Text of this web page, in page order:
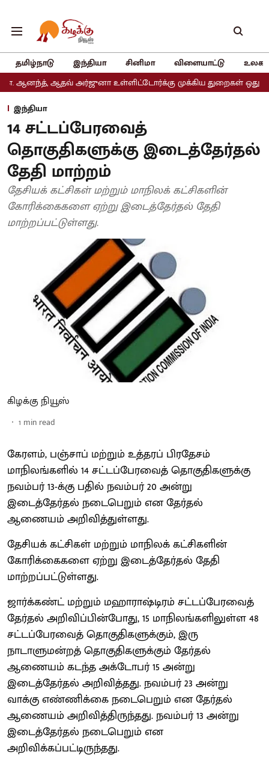
தமிழ்நாடு இந்தியா சினிமா விளையாட்டு
அர்ஜுனா உள்ளிட்டோர்க்கு முக்கிய துறைகள் ஒதுக்கீடு
இந்தியா
14 சட்டப்பேரவைத்
தொகுதிகளுக்கு இடைத்தேர்தல்
தேதி மாற்றம்
தேசியக் கட்சிகள் மற்றும் மாநிலக் கட்சிகளின்
கோரிக்கைகளை ஏற்று இடைத்தேர்தல் தேதி
மாற்றப்பட்டுள்ளது.
கிழக்கு நியூஸ்
1 min read
கேரளம், பஞ்சாப் மற்றும் உத்தரப் பிரதேசம்
மாநிலங்களில் 14 சட்டப்பேரவைத் தொகுதிகளுக்கு
நவம்பர் 13-க்கு பதில் நவம்பர் 20 அன்று
இடைத்தேர்தல் நடைபெறும் என தேர்தல்
ஆணையம் அறிவித்துள்ளது.
தேசியக் கட்சிகள் மற்றும் மாநிலக் கட்சிகளின்
கோரிக்கைகளை ஏற்று இடைத்தேர்தல் தேதி
மாற்றப்பட்டுள்ளது.
ஜார்க்கண்ட் மற்றும் மஹாராஷ்டிரம் சட்டப்பேரவைத்
தேர்தல் அறிவிப்பின்போது, 15 மாநிலங்களிலுள்ள 48
சட்டப்பேரவைத் தொகுதிகளுக்கும், இரு
நாடாளுமன்றத் தொகுதிகளுக்கும் தேர்தல்
ஆணையம் கடந்த அக்டோபர் 15 அன்று
இடைத்தேர்தல் அறிவித்தது. நவம்பர் 23 அன்று
வாக்கு எண்ணிக்கை நடைபெறும் என தேர்தல்
ஆணையம் அறிவித்திருந்தது. நவம்பர் 13 அன்று
இடைத்தேர்தல் நடைபெறும் என
அறிவிக்கப்பட்டிருந்தது.